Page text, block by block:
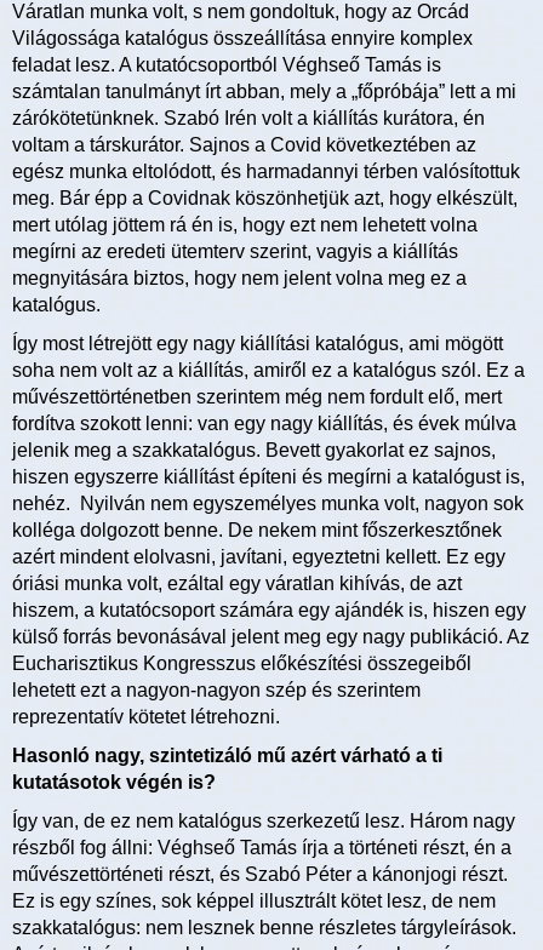
Váratlan munka volt, s nem gondoltuk, hogy az Orcád
Világossága katalógus összeállítása ennyire komplex
feladat lesz. A kutatócsoportból Véghseő Tamás is
számtalan tanulmányt írt abban, mely a „főpróbája” lett a mi
zárókötetünknek. Szabó Irén volt a kiállítás kurátora, én
voltam a társkurátor. Sajnos a Covid következtében az
egész munka eltolódott, és harmadannyi térben valósítottuk
meg. Bár épp a Covidnak köszönhetjük azt, hogy elkészült,
mert utólag jöttem rá én is, hogy ezt nem lehetett volna
megírni az eredeti ütemterv szerint, vagyis a kiállítás
megnyitására biztos, hogy nem jelent volna meg ez a
katalógus.
Így most létrejött egy nagy kiállítási katalógus, ami mögött
soha nem volt az a kiállítás, amiről ez a katalógus szól. Ez a
művészettörténetben szerintem még nem fordult elő, mert
fordítva szokott lenni: van egy nagy kiállítás, és évek múlva
jelenik meg a szakkatalógus. Bevett gyakorlat ez sajnos,
hiszen egyszerre kiállítást építeni és megírni a katalógust is,
nehéz. Nyilván nem egyszemélyes munka volt, nagyon sok
kolléga dolgozott benne. De nekem mint főszerkesztőnek
azért mindent elolvasni, javítani, egyeztetni kellett. Ez egy
óriási munka volt, ezáltal egy váratlan kihívás, de azt
hiszem, a kutatócsoport számára egy ajándék is, hiszen egy
külső forrás bevonásával jelent meg egy nagy publikáció. Az
Eucharisztikus Kongresszus előkészítési összegeiből
lehetett ezt a nagyon-nagyon szép és szerintem
reprezentatív kötetet létrehozni.
Hasonló nagy, szintetizáló mű azért várható a ti
kutatásotok végén is?
Így van, de ez nem katalógus szerkezetű lesz. Három nagy
részből fog állni: Véghseő Tamás írja a történeti részt, én a
művészettörténeti részt, és Szabó Péter a kánonjogi részt.
Ez is egy színes, sok képpel illusztrált kötet lesz, de nem
szakkatalógus: nem lesznek benne részletes tárgyleírások.